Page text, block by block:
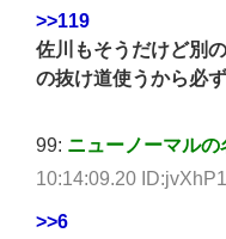
>>119
佐川もそうだけど別
の抜け道使うから必
99: ニューノーマルの
10:14:09.20
>>6